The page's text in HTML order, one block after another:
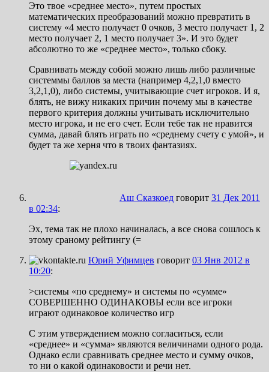
Это твое «среднее место», путем простых
математических преобразований можно превратить в
систему «4 место получает 0 очков, 3 место получает 1, 2
место получает 2, 1 место получает 3». И это будет
абсолютно то же «среднее место», только сбоку.
Сравнивать между собой можно лишь либо различные
системмы баллов за места (например 4,2,1,0 вместо
3,2,1,0), либо системы, учитывающие счет игроков. И я,
блять, не вижу никаких причин почему мы в качестве
первого критерия должны учитывать исключительно
место игрока, и не его счет. Если тебе так не нравится
сумма, давай блять играть по «среднему счету с умой», и
будет та же херня что в твоих фантазиях.
Аш Сказкоед говорит 31 Дек 2011
в 02:34:
Эх, тема так не плохо начиналась, а все снова сошлось к
этому сраному рейтингу (=
Юрий Уфимцев говорит 03 Янв 2012 в
10:20:
>системы «по среднему» и системы по «сумме»
СОВЕРШЕННО ОДИНАКОВЫ если все игроки
играют одинаковое количество игр
С этим утверждением можно согласиться, если
«среднее» и «сумма» являются величинами одного рода.
Однако если сравнивать среднее место и сумму очков,
то ни о какой одинаковости и речи нет.